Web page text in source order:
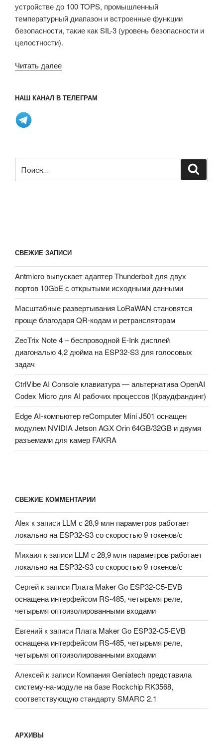
устройстве до 100 TOPS, промышленный
температурный диапазон и встроенные функции
безопасности, такие как SIL-3 (уровень безопасности и
целостности).
Читать далее«Qualcomm
промышленных
IQ8
IQ6
искусственного
интеллекта
до
100
TOPS»
НАШ КАНАЛ В ТЕЛЕГРАМ
СВЕЖИЕ ЗАПИСИ
Antmicro выпускает адаптер Thunderbolt для двух
портов 10GbE с открытыми исходными данными
Масштабные развертывания LoRaWAN становятся
проще благодаря QR-кодам и ретрансляторам
ZecTrix Note 4 – беспроводной E-Ink дисплей
диагональю 4,2 дюйма на ESP32-S3 для голосовых
задач
CtrlVibe AI Console клавиатура — альтернатива OpenAI
Codex Micro для AI рабочих процессов (Краудфандинг)
Edge AI-компьютер reComputer Mini J501 оснащен
модулем NVIDIA Jetson AGX Orin 64GB/32GB и двумя
разъемами для камер FAKRA
СВЕЖИЕ КОММЕНТАРИИ
Alex к записи LLM с 28,9 млн параметров работает
локально на ESP32-S3 со скоростью 9 токенов/с
Михаил к записи LLM с 28,9 млн параметров работает
локально на ESP32-S3 со скоростью 9 токенов/с
Сергей к записи Плата Maker Go ESP32-C5-EVB
оснащена интерфейсом RS-485, четырьмя реле,
четырьмя оптоизолированными входами
Евгений к записи Плата Maker Go ESP32-C5-EVB
оснащена интерфейсом RS-485, четырьмя реле,
четырьмя оптоизолированными входами
Алексей к записи Компания Geniatech представила
систему-на-модуле на базе Rockchip RK3568,
соответствующую стандарту SMARC 2.1
АРХИВЫ